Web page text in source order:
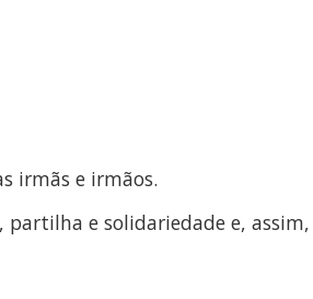
irmãs e irmãos.
partilha e solidariedade e, assim,